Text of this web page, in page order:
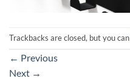
Trackbacks are closed, but you can
← Previous
Next →